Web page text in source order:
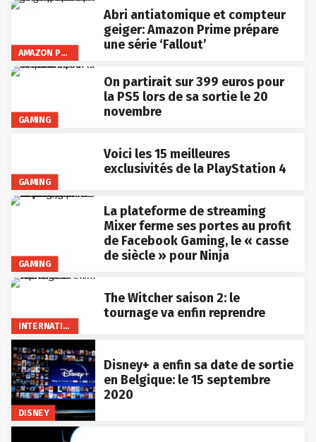
Abri antiatomique et compteur
geiger: Amazon Prime prépare
une série ‘Fallout’
GAMING
On partirait sur 399 euros pour
la PS5 lors de sa sortie le 20
novembre
GAMING
Voici les 15 meilleures
exclusivités de la PlayStation 4
GAMING
La plateforme de streaming
Mixer ferme ses portes au profit
de Facebook Gaming, le « casse
de siècle » pour Ninja
The Witcher saison 2: le
tournage va enfin reprendre
DISNEY
Disney+ a enfin sa date de sortie
en Belgique: le 15 septembre
2020